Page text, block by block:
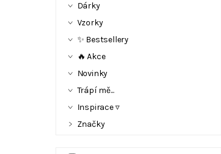
Dárky
Vzorky
✨ Bestsellery
🔥 Akce
Novinky
Trápí mě...
Inspirace ▿
Značky